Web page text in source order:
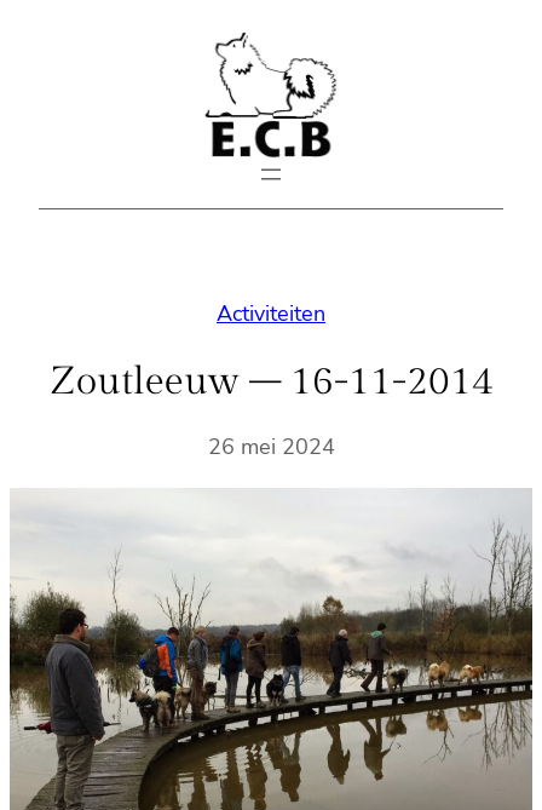
Activiteiten
Zoutleeuw – 16-11-2014
26 mei 2024